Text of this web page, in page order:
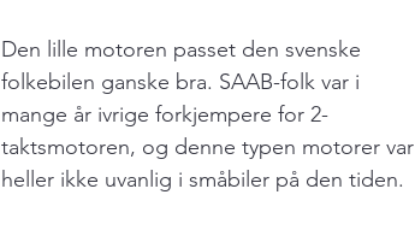
Den lille motoren passet den svenske
folkebilen ganske bra. SAAB-folk var i
mange år ivrige forkjempere for 2-
taktsmotoren, og denne typen motorer var
heller ikke uvanlig i småbiler på den tiden.